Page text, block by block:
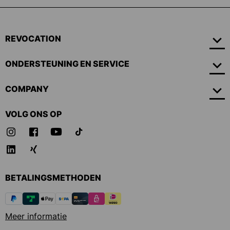
REVOCATION
ONDERSTEUNING EN SERVICE
COMPANY
VOLG ONS OP
BETALINGSMETHODEN
Meer informatie